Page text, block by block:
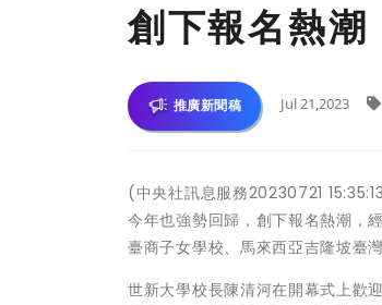
創下報名熱潮
推廣新聞稿 Jul 21,2023
(中央社訊息服務20230721
今年也強勢回歸，創下報名熱潮，
臺商子女學校、馬來西亞吉隆坡臺
世新大學校長陳清河在開幕式上歡